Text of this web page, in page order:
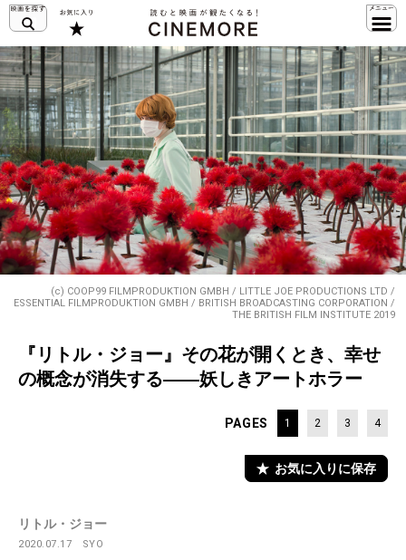
(c) COOP99 FILMPRODUKTION GMBH / LITTLE JOE PRODUCTIONS LTD /
ESSENTIAL FILMPRODUKTION GMBH / BRITISH BROADCASTING CORPORATION /
THE BRITISH FILM INSTITUTE 2019
『リトル・ジョー』その花が開くとき、幸せ
の概念が消失する――妖しきアートホラー
PAGES 1 2 3 4
お気に入りに保存
リトル・ジョー
2020.07.17 SYO